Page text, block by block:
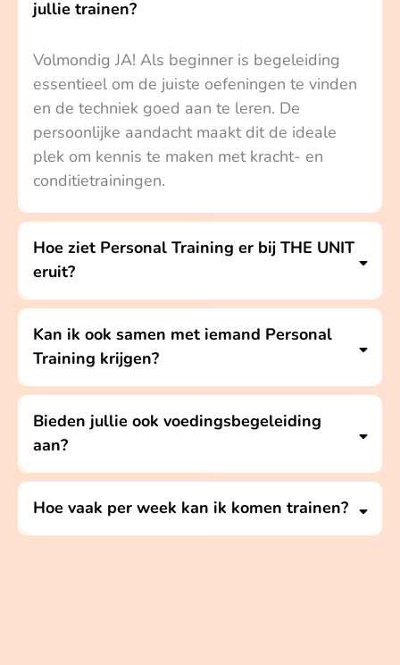
jullie trainen?
Volmondig JA! Als beginner is begeleiding
essentieel om de juiste oefeningen te vinden
en de techniek goed aan te leren. De
persoonlijke aandacht maakt dit de ideale
plek om kennis te maken met kracht- en
conditietrainingen.
Hoe ziet Personal Training er bij THE UNIT
eruit?
Kan ik ook samen met iemand Personal
Training krijgen?
Bieden jullie ook voedingsbegeleiding
aan?
Hoe vaak per week kan ik komen trainen?